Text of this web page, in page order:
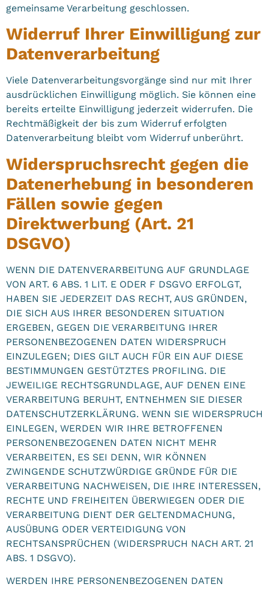
gemeinsame Verarbeitung geschlossen.
Widerruf Ihrer Einwilligung zur
Datenverarbeitung
Viele Datenverarbeitungsvorgänge sind nur mit Ihrer
ausdrücklichen Einwilligung möglich. Sie können eine
bereits erteilte Einwilligung jederzeit widerrufen. Die
Rechtmäßigkeit der bis zum Widerruf erfolgten
Datenverarbeitung bleibt vom Widerruf unberührt.
Widerspruchsrecht gegen die
Datenerhebung in besonderen
Fällen sowie gegen
Direktwerbung (Art. 21
DSGVO)
WENN DIE DATENVERARBEITUNG AUF GRUNDLAGE
VON ART. 6 ABS. 1 LIT. E ODER F DSGVO ERFOLGT,
HABEN SIE JEDERZEIT DAS RECHT, AUS GRÜNDEN,
DIE SICH AUS IHRER BESONDEREN SITUATION
ERGEBEN, GEGEN DIE VERARBEITUNG IHRER
PERSONENBEZOGENEN DATEN WIDERSPRUCH
EINZULEGEN; DIES GILT AUCH FÜR EIN AUF DIESE
BESTIMMUNGEN GESTÜTZTES PROFILING. DIE
JEWEILIGE RECHTSGRUNDLAGE, AUF DENEN EINE
VERARBEITUNG BERUHT, ENTNEHMEN SIE DIESER
DATENSCHUTZERKLÄRUNG. WENN SIE WIDERSPRUCH
EINLEGEN, WERDEN WIR IHRE BETROFFENEN
PERSONENBEZOGENEN DATEN NICHT MEHR
VERARBEITEN, ES SEI DENN, WIR KÖNNEN
ZWINGENDE SCHUTZWÜRDIGE GRÜNDE FÜR DIE
VERARBEITUNG NACHWEISEN, DIE IHRE INTERESSEN,
RECHTE UND FREIHEITEN ÜBERWIEGEN ODER DIE
VERARBEITUNG DIENT DER GELTENDMACHUNG,
AUSÜBUNG ODER VERTEIDIGUNG VON
RECHTSANSPRÜCHEN (WIDERSPRUCH NACH ART. 21
ABS. 1 DSGVO).
WERDEN IHRE PERSONENBEZOGENEN DATEN